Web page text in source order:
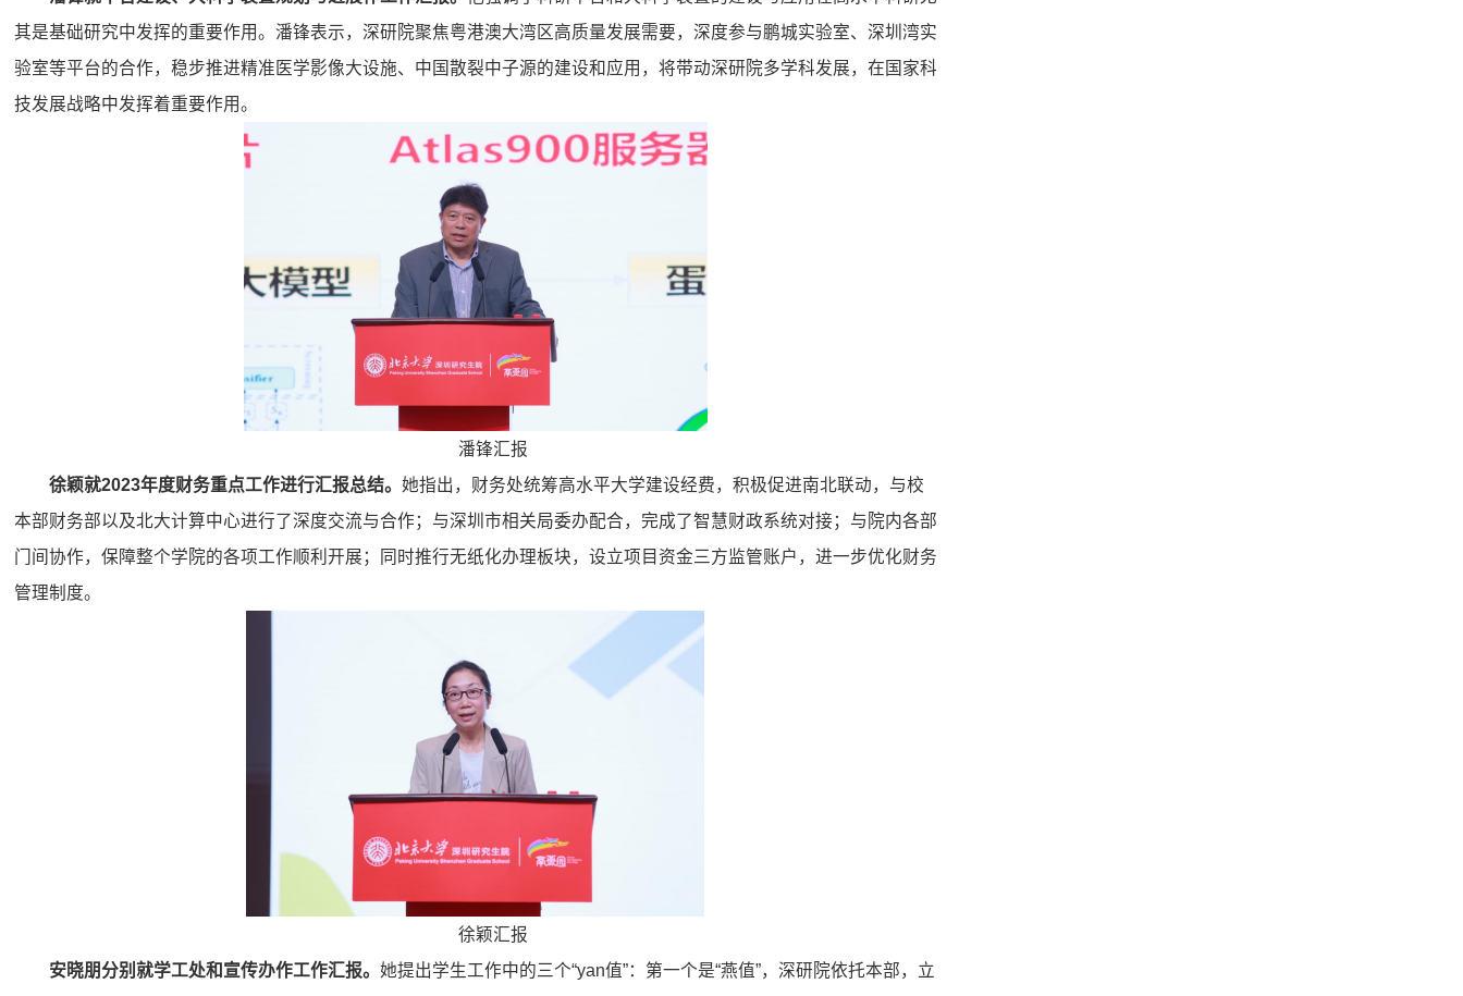
其是基础研究中发挥的重要作用。潘锋表示，深研院聚焦粤港澳大湾区高质量发展需要，深度参与鹏城实验室、深圳湾实
验室等平台的合作，稳步推进精准医学影像大设施、中国散裂中子源的建设和应用，将带动深研院多学科发展，在国家科
技发展战略中发挥着重要作用。
潘锋汇报
徐颖就2023年度财务重点工作进行汇报总结。 她指出，财务处统筹高水平大学建设经费，积极促进南北联动，与校
本部财务部以及北大计算中心进行了深度交流与合作；与深圳市相关局委办配合，完成了智慧财政系统对接；与院内各部
门间协作，保障整个学院的各项工作顺利开展；同时推行无纸化办理板块，设立项目资金三方监管账户，进一步优化财务
管理制度。
徐颖汇报
安晓朋分别就学工处和宣传办作工作汇报。 她提出学生工作中的三个“yan值”：第一个是“燕值”，深研院依托本部，立